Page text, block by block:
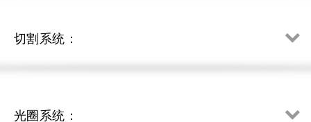
切割系统：
光圈系统：